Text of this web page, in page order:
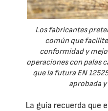
Los fabricantes
común que
conformidad y
operaciones con palas
que la futura EN
aprobada
La guía recuerda que